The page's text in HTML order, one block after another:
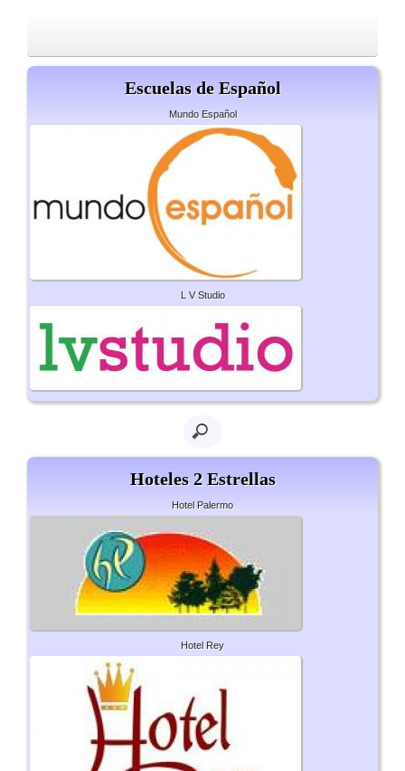
Escuelas de Español
Mundo Español
L V Studio
Hoteles 2 Estrellas
Hotel Palermo
Hotel Rey